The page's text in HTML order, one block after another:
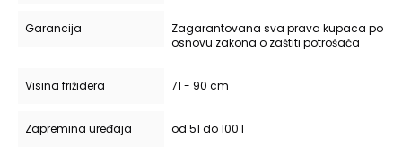
Garancija
Zagarantovana sva prava kupaca po
osnovu zakona o zaštiti potrošača
Visina frižidera 71 - 90 cm
Zapremina uređaja od 51 do 100 l